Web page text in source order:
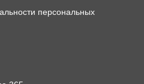
персональных